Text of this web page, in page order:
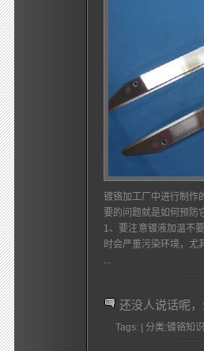
镀铬加工厂中进行制作
要的问题就是如何预防
1、要注意镀液加温不
时会严重污染环境，尤
还没人说话呢，
Tags: | 分类:镀铬知